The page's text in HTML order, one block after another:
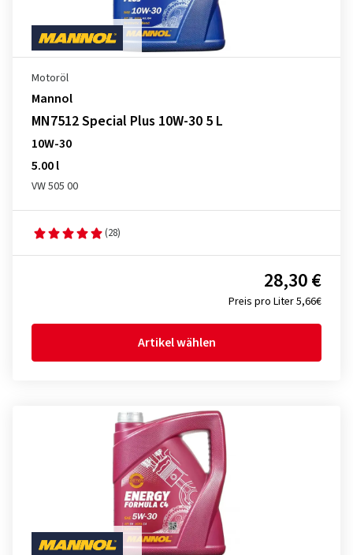
Motoröl
Mannol
MN7512 Special Plus 10W-30 5 L
10W-30
5.00 l
VW 505 00
(28)
Preis pro Liter 5,66€
28,30 €
Artikel wählen